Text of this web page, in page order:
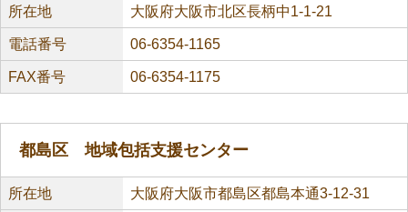
所在地 大阪府大阪市北区長柄中1-1-21
電話番号 06-6354-1165
FAX番号 06-6354-1175
都島区 地域包括支援センター
所在地 大阪府大阪市都島区都島本通3-12-31